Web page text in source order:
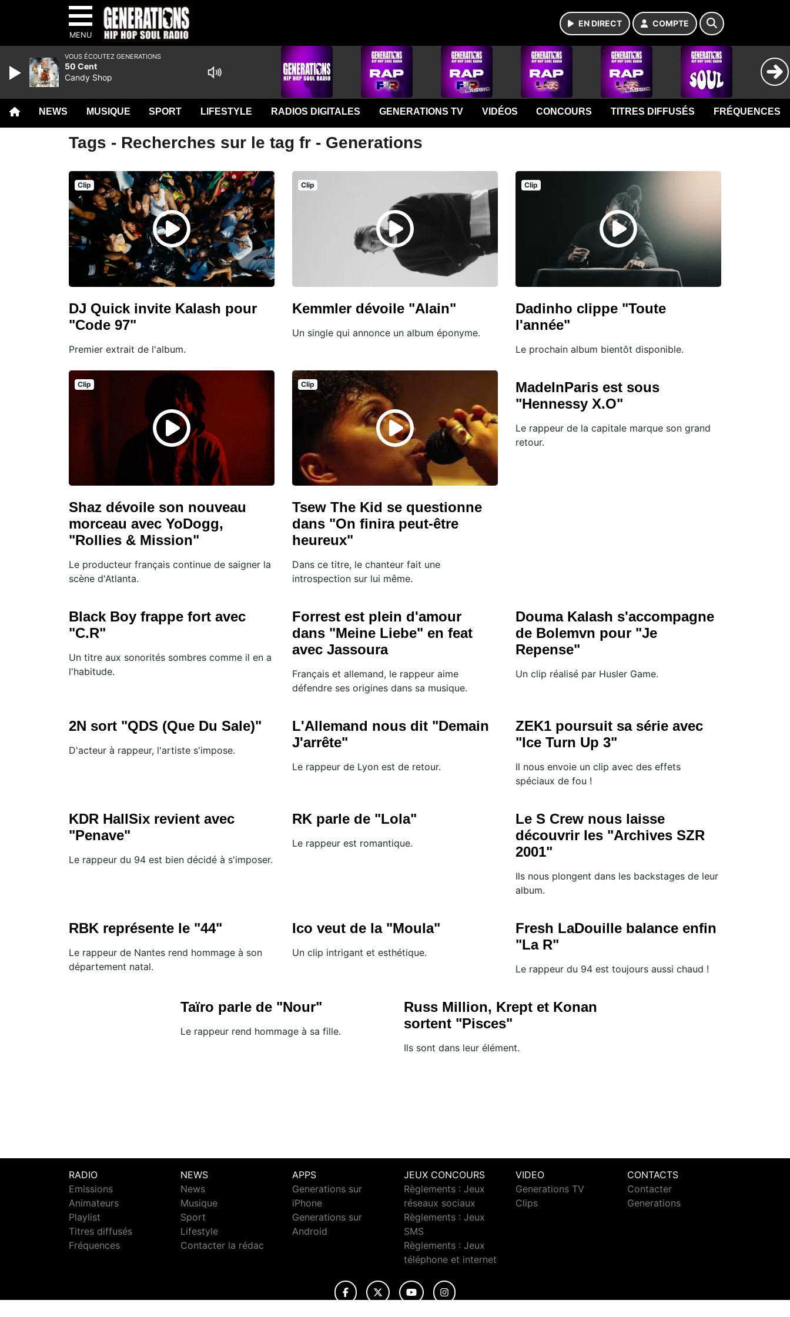
MENU
EN DIRECT COMPTE
NEWS MUSIQUE SPORT LIFESTYLE RADIOS DIGITALES GENERATIONS TV VIDÉOS CONCOURS TITRES DIFFUSÉS FRÉQUENCES
Tags - Recherches sur le tag fr - Generations
Clip
DJ Quick invite Kalash pour
"Code 97"
Premier extrait de l'album.
Clip
Kemmler dévoile "Alain"
Un single qui annonce un album éponyme.
Clip
Dadinho clippe "Toute
l'année"
Le prochain album bientôt disponible.
Clip
Shaz dévoile son nouveau
morceau avec YoDogg,
"Rollies & Mission"
Le producteur français continue de saigner la
scène d'Atlanta.
Clip
Tsew The Kid se questionne
dans "On finira peut-être
heureux"
Dans ce titre, le chanteur fait une
introspection sur lui même.
MadeInParis est sous
"Hennessy X.O"
Le rappeur de la capitale marque son grand
retour.
Black Boy frappe fort avec
"C.R"
Un titre aux sonorités sombres comme il en a
l'habitude.
Forrest est plein d'amour
dans "Meine Liebe" en feat
avec Jassoura
Français et allemand, le rappeur aime
défendre ses origines dans sa musique.
Douma Kalash s'accompagne
de Bolemvn pour "Je
Repense"
Un clip réalisé par Husler Game.
2N sort "QDS (Que Du Sale)"
D'acteur à rappeur, l'artiste s'impose.
L'Allemand nous dit "Demain
J'arrête"
Le rappeur de Lyon est de retour.
ZEK1 poursuit sa série avec
"Ice Turn Up 3"
Il nous envoie un clip avec des effets
spéciaux de fou !
KDR HallSix revient avec
"Penave"
Le rappeur du 94 est bien décidé à s'imposer.
RK parle de "Lola"
Le rappeur est romantique.
Le S Crew nous laisse
découvrir les "Archives SZR
2001"
Ils nous plongent dans les backstages de leur
album.
RBK représente le "44"
Le rappeur de Nantes rend hommage à son
département natal.
Ico veut de la "Moula"
Un clip intrigant et esthétique.
Fresh LaDouille balance enfin
"La R"
Le rappeur du 94 est toujours aussi chaud !
Taïro parle de "Nour"
Le rappeur rend hommage à sa fille.
Russ Million, Krept et Konan
sortent "Pisces"
Ils sont dans leur élément.
RADIO
Emissions
Animateurs
Playlist
Titres diffusés
Fréquences
NEWS
News
Musique
Sport
Lifestyle
Contacter la rédac
APPS
Generations sur
iPhone
Generations sur
Android
JEUX CONCOURS
Règlements : Jeux
réseaux sociaux
Règlements : Jeux
SMS
Règlements : Jeux
téléphone et internet
VIDEO
Generations TV
Clips
CONTACTS
Contacter
Generations
VOUS ÉCOUTEZ GENERATIONS
50 Cent
Candy Shop